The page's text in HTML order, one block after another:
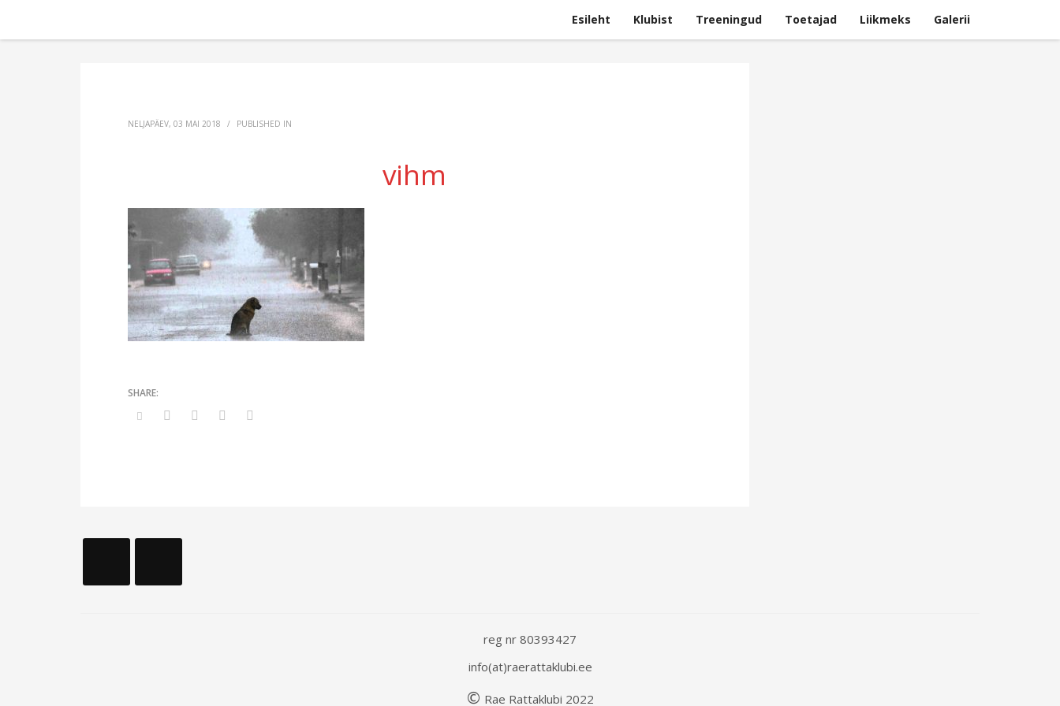
Esileht Klubist Treeningud Toetajad Liikmeks Galerii
NELJAPÄEV, 03 MAI 2018 / PUBLISHED IN
vihm
reg nr 80393427
info(at)raerattaklubi.ee
© Rae Rattaklubi 2022